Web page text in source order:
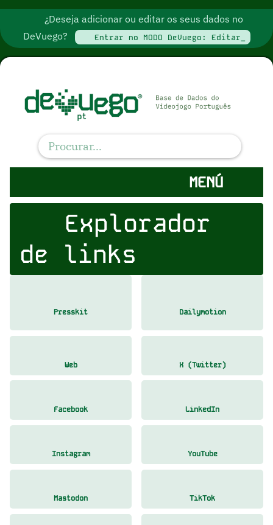
¿Deseja adicionar ou editar os seus dados no
DeVuego?
Entrar no MODO DeVuego: Editar_
MENÚ
Explorador
de links
Presskit Dailymotion
Web X (Twitter)
Facebook LinkedIn
Instagram YouTube
Mastodon TikTok